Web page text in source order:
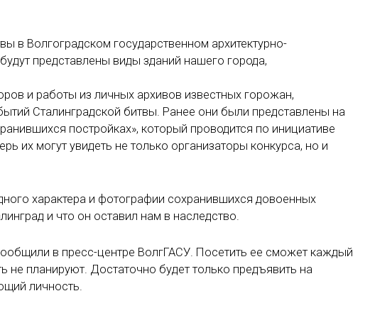
в Волгоградском государственном архитектурно-
представлены виды зданий нашего города,
и работы из личных архивов известных горожан,
Сталинградской битвы. Ранее они были представлены на
постройках», который проводится по инициативе
их могут увидеть не только организаторы конкурса, но и
характера и фотографии сохранившихся довоенных
и что он оставил нам в наследство.
в пресс-центре ВолгГАСУ. Посетить ее сможет каждый
планируют. Достаточно будет только предъявить на
личность.